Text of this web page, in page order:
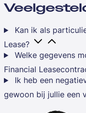
Kan ik als
Lease?
Welke gegevens
Financial
Ik heb een
gewoon bij jullie een